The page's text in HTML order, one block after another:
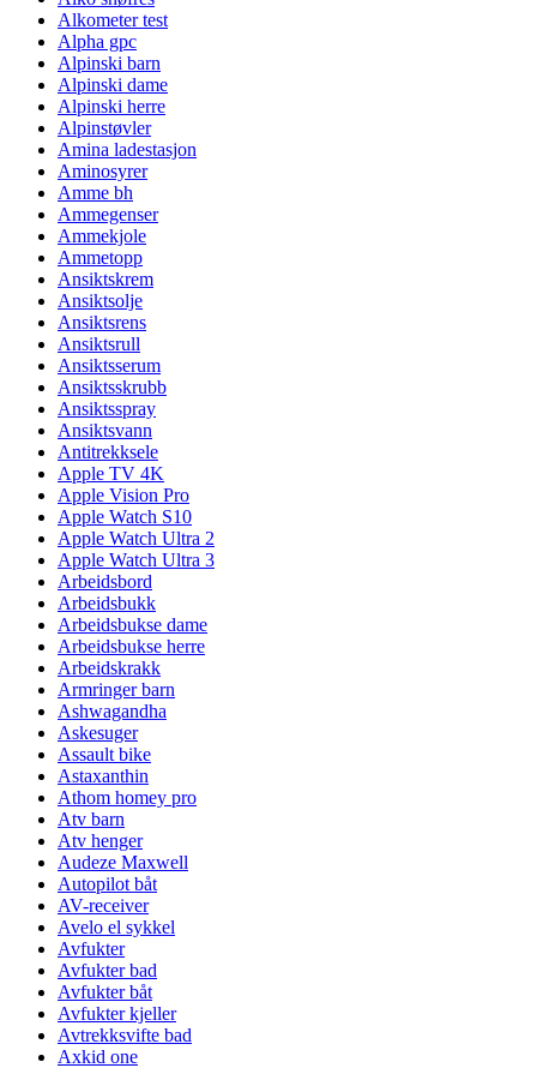
Alkometer test
Alpha gpc
Alpinski barn
Alpinski dame
Alpinski herre
Alpinstøvler
Amina ladestasjon
Aminosyrer
Amme bh
Ammegenser
Ammekjole
Ammetopp
Ansiktskrem
Ansiktsolje
Ansiktsrens
Ansiktsrull
Ansiktsserum
Ansiktsskrubb
Ansiktsspray
Ansiktsvann
Antitrekksele
Apple TV 4K
Apple Vision Pro
Apple Watch S10
Apple Watch Ultra 2
Apple Watch Ultra 3
Arbeidsbord
Arbeidsbukk
Arbeidsbukse dame
Arbeidsbukse herre
Arbeidskrakk
Armringer barn
Ashwagandha
Askesuger
Assault bike
Astaxanthin
Athom homey pro
Atv barn
Atv henger
Audeze Maxwell
Autopilot båt
AV-receiver
Avelo el sykkel
Avfukter
Avfukter bad
Avfukter båt
Avfukter kjeller
Avtrekksvifte bad
Axkid one